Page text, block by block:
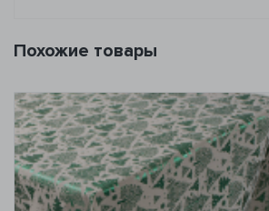
Похожие товары